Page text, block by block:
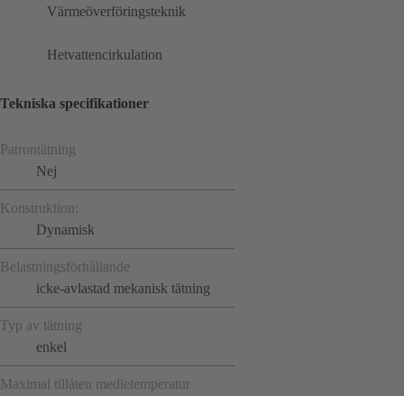
Värmeöverföringsteknik
Hetvattencirkulation
Tekniska specifikationer
Patrontätning
Nej
Konstruktion:
Dynamisk
Belastningsförhållande
icke-avlastad mekanisk tätning
Typ av tätning
enkel
Maximal tillåten medietemperatur